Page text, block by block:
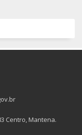
Centro, Mantena.